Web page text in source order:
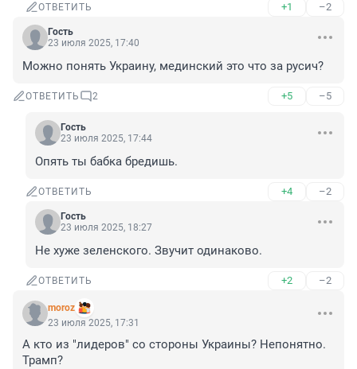
ОТВЕТИТЬ +1 –2
Гость
23 июля 2025, 17:40
Можно понять Украину, мединский это что за русич?
ОТВЕТИТЬ 2 +5 –5
Гость
23 июля 2025, 17:44
Опять ты бабка бредишь.
ОТВЕТИТЬ +4 –2
Гость
23 июля 2025, 18:27
Не хуже зеленского. Звучит одинаково.
ОТВЕТИТЬ +2 –2
moroz
23 июля 2025, 17:31
А кто из "лидеров" со стороны Украины? Непонятно.
Трамп?